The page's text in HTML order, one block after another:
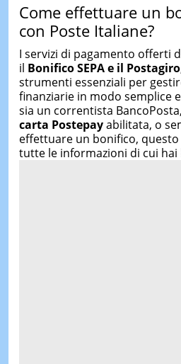
Come effettuare un
con Poste Italiane?
I servizi di pagamento offerti
il Bonifico SEPA e il Postagiro
strumenti essenziali per
finanziarie in modo semplice
sia un correntista
carta Postepayabilitata, o
effettuare un bonifico,
tutte le informazioni di cui